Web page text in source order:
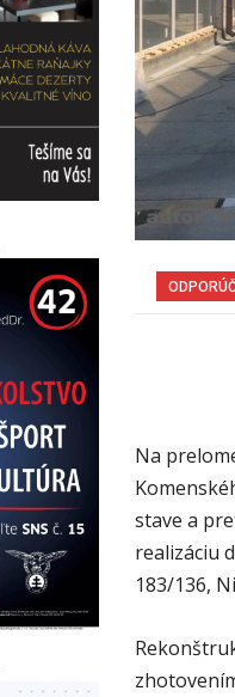
Na
stave a
realizáciu
183/136,